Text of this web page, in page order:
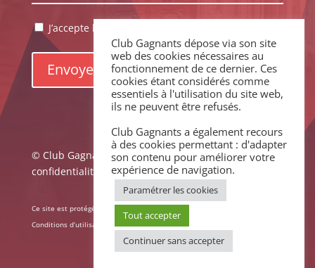
RGPDJ’accepte la politique de confidentialité.
© Club Gagnants –Mentions légales|Politique de
confidentialité
Ce site est protégé par reCAPTCHA. LaPolitique de confidentialité
Conditions d’utilisation
de Google s’appliquent.
Club Gagnants dépose via son site
web des cookies nécessaires au
fonctionnement de ce dernier. Ces
cookies étant considérés comme
essentiels à l'utilisation du site web,
ils ne peuvent être refusés.
Club Gagnants a également recours
à des cookies permettant : d'adapter
son contenu pour améliorer votre
expérience de navigation.
Paramétrer les cookies
Tout accepter
Continuer sans accepter